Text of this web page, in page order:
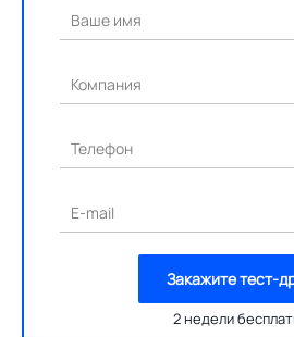
Ваше имя
Компания
Телефон
E-mail
Закажите тест-
2 недели